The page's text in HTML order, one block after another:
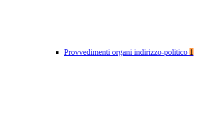
Provvedimenti organi indirizzo-politico 1